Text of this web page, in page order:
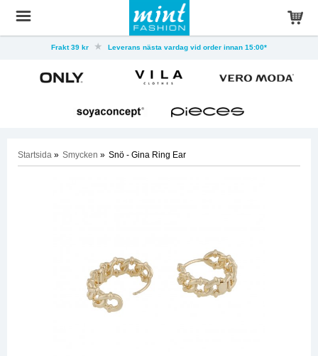
Frakt 39 kr Leverans nästa vardag vid order innan 15:00*
Startsida » Smycken » Snö - Gina Ring Ear